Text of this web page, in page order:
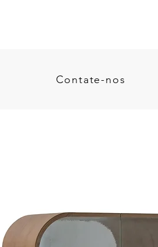
Contate-nos